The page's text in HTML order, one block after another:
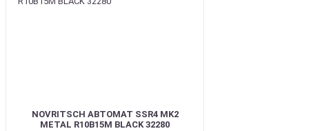
NOVRITSCH АВТОМАТ SSR4 MK2
METAL R10B15M BLACK 32280